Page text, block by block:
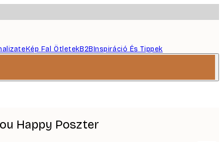
Kép Fal ÖtletekB2BInspiráció És Tippek
Happy Poszter